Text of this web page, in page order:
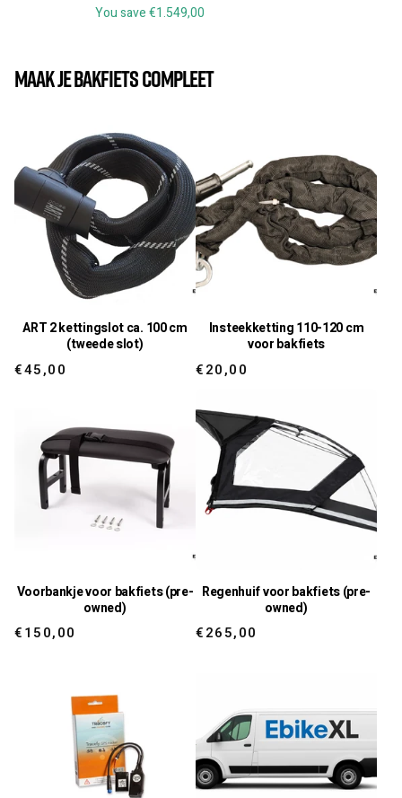
You save €1.549,00
MAAK JE BAKFIETS COMPLEET
ART 2 kettingslot ca. 100 cm
(tweede slot)
Regular
€45,00
Insteekketting 110-120 cm
voor bakfiets
Regular
€20,00
Voorbankje voor bakfiets (pre-
owned)
Regular
€150,00
Regenhuif voor bakfiets (pre-
owned)
Regular
€265,00